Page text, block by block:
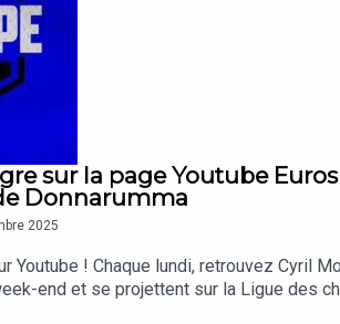
entre Manchester United et
Football Club.
en vidéo]
sur la page Youtube
Donnarumma
2025
Youtube ! Chaque lundi, retrouvez
end et se projettent sur la Ligue des
A bientôt !